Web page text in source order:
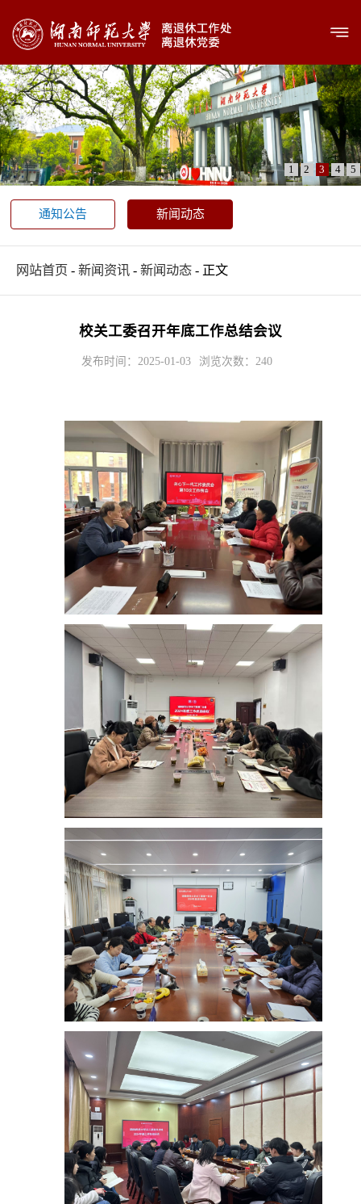
1 2 3 4 5
通知公告 新闻动态
网站首页 - 新闻资讯 - 新闻动态 - 正文
校关工委召开年底工作总结会议
发布时间：2025-01-03 浏览次数： 240